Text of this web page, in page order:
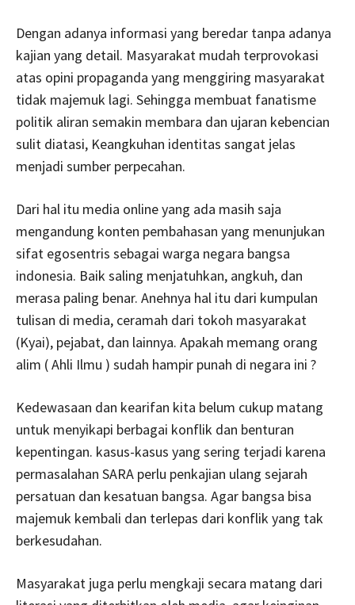
Dengan adanya informasi yang beredar tanpa adanya
kajian yang detail. Masyarakat mudah terprovokasi
atas opini propaganda yang menggiring masyarakat
tidak majemuk lagi. Sehingga membuat fanatisme
politik aliran semakin membara dan ujaran kebencian
sulit diatasi, Keangkuhan identitas sangat jelas
menjadi sumber perpecahan.
Dari hal itu media online yang ada masih saja
mengandung konten pembahasan yang menunjukan
sifat egosentris sebagai warga negara bangsa
indonesia. Baik saling menjatuhkan, angkuh, dan
merasa paling benar. Anehnya hal itu dari kumpulan
tulisan di media, ceramah dari tokoh masyarakat
(Kyai), pejabat, dan lainnya. Apakah memang orang
alim ( Ahli Ilmu ) sudah hampir punah di negara ini ?
Kedewasaan dan kearifan kita belum cukup matang
untuk menyikapi berbagai konflik dan benturan
kepentingan. kasus-kasus yang sering terjadi karena
permasalahan SARA perlu penkajian ulang sejarah
persatuan dan kesatuan bangsa. Agar bangsa bisa
majemuk kembali dan terlepas dari konflik yang tak
berkesudahan.
Masyarakat juga perlu mengkaji secara matang dari